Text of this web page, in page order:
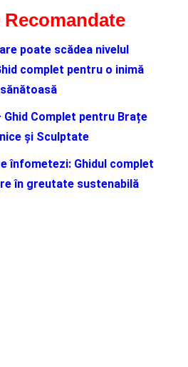
poate scădea nivelul
complet pentru o inimă
sănătoasă
Complet pentru Brațe
și Sculptate
înfometezi: Ghidul complet
în greutate sustenabilă